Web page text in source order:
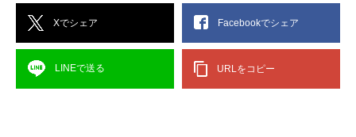
Xでシェア Facebookでシェア
LINEで送る URLをコピー